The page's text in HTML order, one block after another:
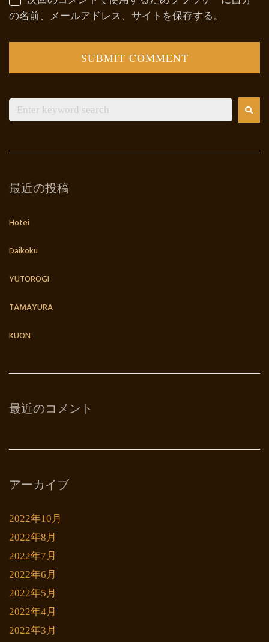
の名前、メールアドレス、サイトを保存する。
最近の投稿
Hotei
Daikoku
YUTOROGI
TAMAYURA
KUON
最近のコメント
アーカイブ
2022年10月
2022年8月
2022年7月
2022年6月
2022年5月
2022年4月
2022年3月